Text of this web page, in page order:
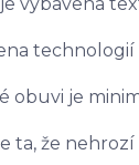
obuvi je
ta, že